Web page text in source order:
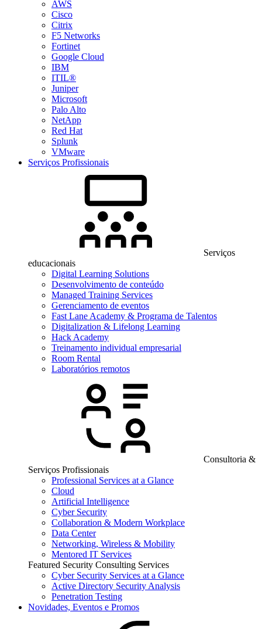
AWS
Cisco
Citrix
F5 Networks
Fortinet
Google Cloud
IBM
ITIL®
Juniper
Microsoft
Palo Alto
NetApp
Red Hat
Splunk
VMware
Serviços Profissionais
Serviços
educacionais
Digital Learning Solutions
Desenvolvimento de conteúdo
Managed Training Services
Gerenciamento de eventos
Fast Lane Academy & Programa de Talentos
Digitalization & Lifelong Learning
Hack Academy
Treinamento individual empresarial
Room Rental
Laboratórios remotos
Consultoria &
Serviços Profissionais
Professional Services at a Glance
Cloud
Artificial Intelligence
Cyber Security
Collaboration & Modern Workplace
Data Center
Networking, Wireless & Mobility
Mentored IT Services
Featured Security Consulting Services
Cyber Security Services at a Glance
Active Directory Security Analysis
Penetration Testing
Novidades, Eventos e Promos